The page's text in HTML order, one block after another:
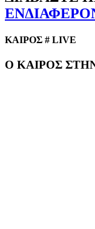
ΚΑΙΡΟΣ # LIVE
Ο ΚΑΙΡΟΣ